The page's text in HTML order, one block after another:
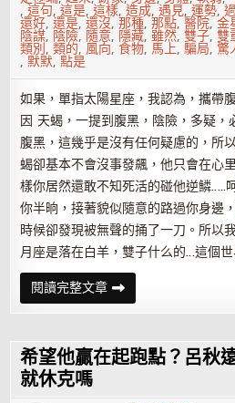
,這句,這是,這樣,造成,遇見,運勢,
還好,還是,還沒,那種,那點,醫院,金
陰謀, 陰險, 隨意, 隱藏,雖然,雙子,雙
類別,類的, 風向,食物, 馬上,騙局,驚
, 默默,點是
如果，單指太陽星座，我認為，攜帶
因 天蝎，一提到腹黑，陰險，多疑
腹黑，這幾乎是沒有任何疑慮的，所
蝎卻基本不會沒事發飆，他只會在心
樣你居然還敢不知死活的碰他逆鱗…..
你半晌，接著貌似隨意的路過你身邊
時候卻發現被無聲的捅了一刀。所以
月座是落在白羊，雙子什么的…這個
閱讀完整文章看
12
星
誰
最
腹
希望他贏在起跑點？呂秋
就休克嗎